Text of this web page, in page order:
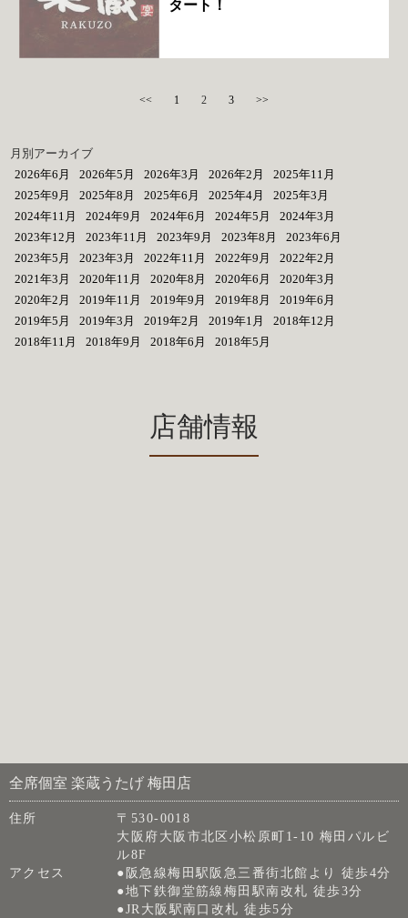
タート！
<< 1 2 3 >>
月別アーカイブ
2026年6月
2026年5月 2026年3月 2026年2月
2025年11月
2025年9月
2025年8月 2025年6月 2025年4月
2025年3月
2024年11月
2024年9月 2024年6月 2024年5月
2024年3月
2023年12月
2023年11月 2023年9月 2023年8月
2023年6月
2023年5月
2023年3月 2022年11月 2022年9月
2022年2月
2021年3月
2020年11月 2020年8月 2020年6月
2020年3月
2020年2月
2019年11月 2019年9月 2019年8月
2019年6月
2019年5月
2019年3月 2019年2月 2019年1月
2018年12月
2018年11月
2018年9月 2018年6月 2018年5月
店舗情報
全席個室 楽蔵うたげ 梅田店
住所
〒530-0018
大阪府大阪市北区小松原町1-10 梅田パルビ
ル8F
アクセス
●阪急線梅田駅阪急三番街北館より 徒歩4分
●地下鉄御堂筋線梅田駅南改札 徒歩3分
●JR大阪駅南口改札 徒歩5分